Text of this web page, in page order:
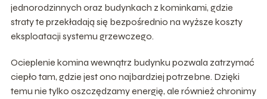
jednorodzinnych oraz budynkach z kominkami, gdzie
straty te przekładają się bezpośrednio na wyższe koszty
eksploatacji systemu grzewczego.
Ocieplenie komina wewnątrz budynku pozwala zatrzymać
ciepło tam, gdzie jest ono najbardziej potrzebne. Dzięki
temu nie tylko oszczędzamy energię, ale również chronimy